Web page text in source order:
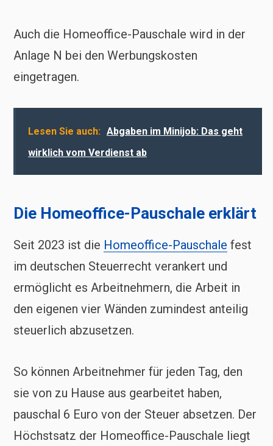
Auch die Homeoffice-Pauschale wird in der
Anlage N bei den Werbungskosten
eingetragen.
Lesen Sie auch: Abgaben im Minijob: Das geht
wirklich vom Verdienst ab
Die Homeoffice-Pauschale erklärt
Seit 2023 ist die Homeoffice-Pauschale fest
im deutschen Steuerrecht verankert und
ermöglicht es Arbeitnehmern, die Arbeit in
den eigenen vier Wänden zumindest anteilig
steuerlich abzusetzen.
So können Arbeitnehmer für jeden Tag, den
sie von zu Hause aus gearbeitet haben,
pauschal 6 Euro von der Steuer absetzen. Der
Höchstsatz der Homeoffice-Pauschale liegt